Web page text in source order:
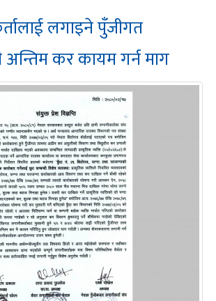
लगाइने पुँजीगत
कर कायम गर्न माग